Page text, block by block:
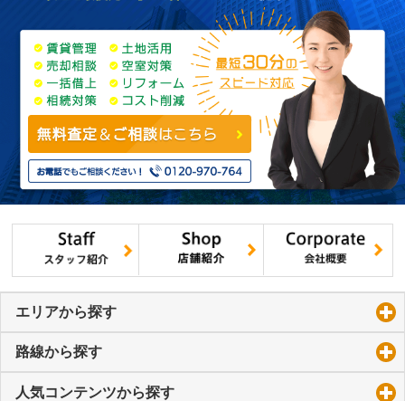
エリアから探す
路線から探す
人気コンテンツから探す